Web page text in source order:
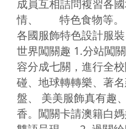
成員互相詰問複習各
情、       特色食物等
各國服飾特色設計服
世界闖關趣 1.分站闖
容分成七關，進行全
碰、地球轉轉樂、著
盤、 美美服飾真有趣
香。闖關卡請澳籍白